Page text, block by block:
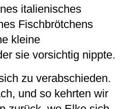
italienisches
Fischbrötchens
kleine
sie vorsichtig nippte.
zu verabschieden.
und so kehrten wir